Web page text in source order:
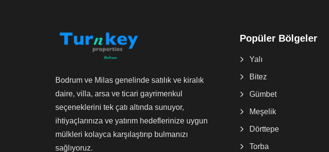
Bodrum ve Milas genelinde satılık ve kiralık
daire, villa, arsa ve ticari gayrimenkul
seçeneklerini tek çatı altında sunuyor,
ihtiyaçlarınıza ve yatırım hedeflerinize uygun
mülkleri kolayca karşılaştırıp bulmanızı
sağlıyoruz.
Popüler Bölgeler
Yalı
Bitez
Gümbet
Meşelik
Dörttepe
Torba